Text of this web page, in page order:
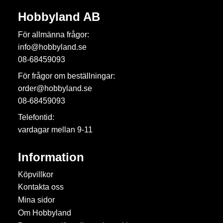
Hobbyland AB
För allmänna frågor:
info@hobbyland.se
08-68459093
För frågor om beställningar:
order@hobbyland.se
08-68459093
Telefontid:
vardagar mellan 9-11
Information
Köpvillkor
Kontakta oss
Mina sidor
Om Hobbyland